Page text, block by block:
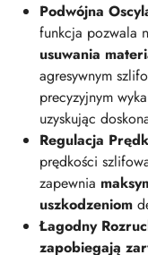
Podwójna
funkcja pozwala
usuwania
agresywnym
precyzyjnym
uzyskując
Regulacja
prędkości
zapewnia
uszkodzeniom
Łagodny
zapobiegają